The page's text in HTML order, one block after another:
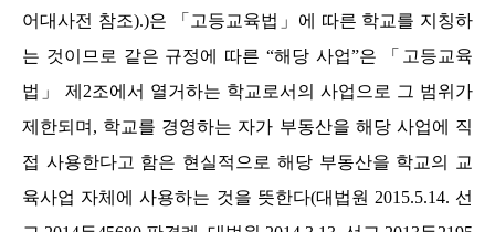
어대사전 참조).)은 「 고등교육법 」 에 따른 학교를 지칭하
는 것이므로 같은 규정에 따른 “해당 사업”은 「 고등교육
법 」 제 2조에서 열거하는 학교로서의 사업으로 그 범위가
제한되며 , 학교를 경영하는 자가 부동산을 해당 사업에 직
접 사용한다고 함은 현실적으로 해당 부동산을 학교의 교
육사업 자체에 사용하는 것을 뜻한다(대법원 2015.5.14. 선